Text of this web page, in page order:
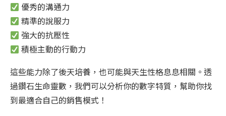
優秀的溝通力
精準的說服力
強大的抗壓性
積極主動的行動力
這些能力除了後天培養，也可能與天生性格息息相關。透
過鑽石生命靈數，我們可以分析你的數字特質，幫助你找
到最適合自己的銷售模式！